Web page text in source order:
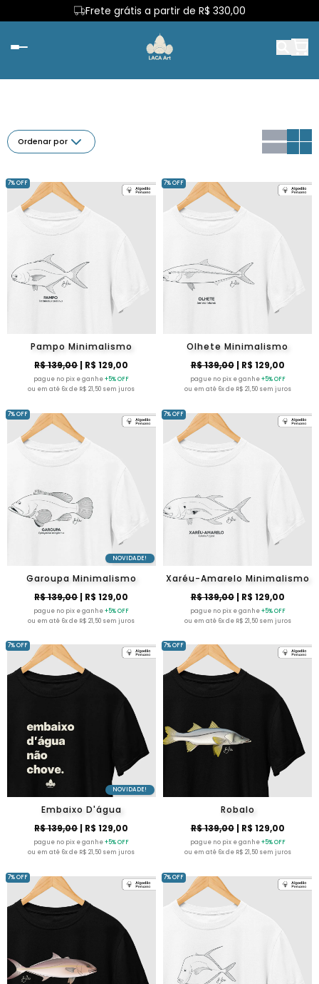
Frete grátis a partir de R$ 330,00
Ordenar por
Pampo Minimalismo
R$ 139,00| R$ 129,00
pague no pix e ganhe+5% OFF
ou em até 6x de R$ 21,50 sem juros
7% OFF
Olhete Minimalismo
R$ 139,00| R$ 129,00
pague no pix e ganhe+5% OFF
ou em até 6x de R$ 21,50 sem juros
7% OFF
NOVIDADE!
Garoupa Minimalismo
R$ 139,00| R$ 129,00
pague no pix e ganhe+5% OFF
ou em até 6x de R$ 21,50 sem juros
7% OFF
Xaréu-Amarelo Minimalismo
R$ 139,00| R$ 129,00
pague no pix e ganhe+5% OFF
ou em até 6x de R$ 21,50 sem juros
7% OFF
NOVIDADE!
Embaixo D'água
R$ 139,00| R$ 129,00
pague no pix e ganhe+5% OFF
ou em até 6x de R$ 21,50 sem juros
7% OFF
Robalo
R$ 139,00| R$ 129,00
pague no pix e ganhe+5% OFF
ou em até 6x de R$ 21,50 sem juros
7% OFF
7% OFF 7% OFF